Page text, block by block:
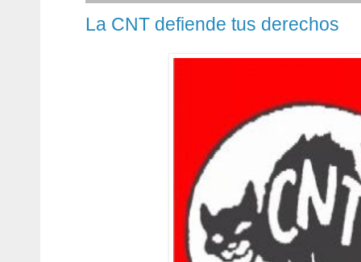
La CNT defiende tus derechos